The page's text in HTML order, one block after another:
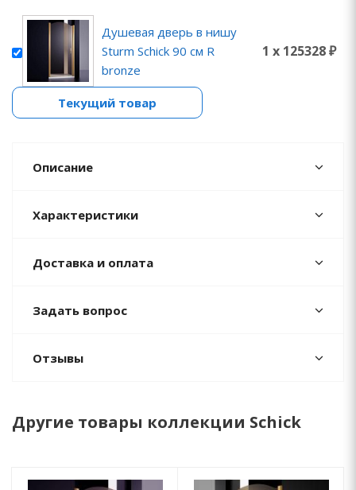
Душевая дверь в нишу
Sturm Schick 90 см R
bronze
1 x 125328 ₽
Текущий товар
Описание
Характеристики
Доставка и оплата
Задать вопрос
Отзывы
Другие товары коллекции Schick